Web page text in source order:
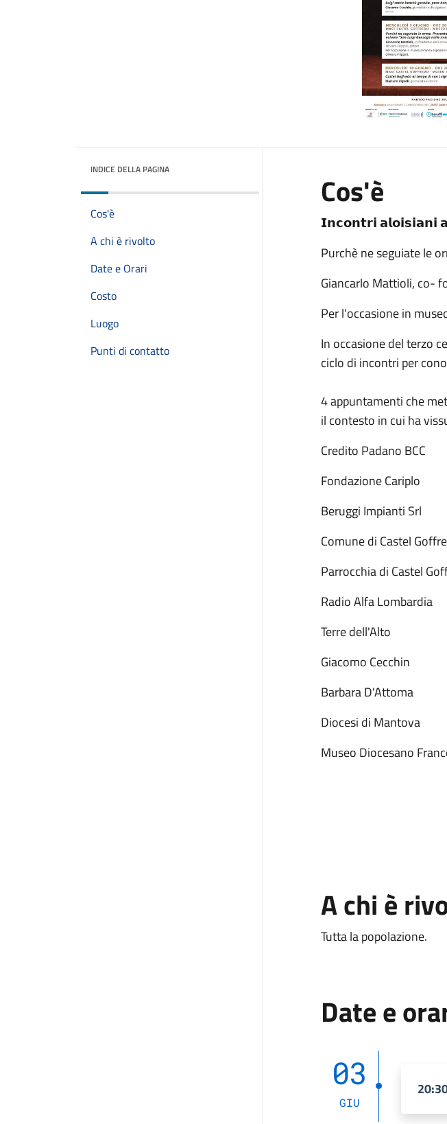
INDICE DELLA PAGINA
Cos'è
A chi è rivolto
Date e Orari
Costo
Luogo
Punti di contatto
Cos'è
𝗜𝗻𝗰𝗼𝗻𝘁𝗿𝗶
Purchè ne seguiate le
Giancarlo Mattioli, co-
Per l'occasione in
In occasione del terzo
ciclo di incontri per
4 appuntamenti che
il contesto in cui ha
Credito Padano BCC
Fondazione Cariplo
Beruggi Impianti Srl
Comune di Castel
Parrocchia di Castel
Radio Alfa Lombardia
Terre dell'Alto
Giacomo Cecchin
Barbara D'Attoma
Diocesi di Mantova
Museo Diocesano
A chi è
Tutta la popolazione.
Date e
03
GIU